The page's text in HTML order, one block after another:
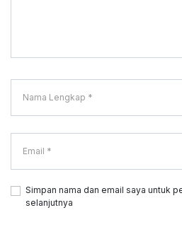
Simpan nama dan email saya untuk
selanjutnya